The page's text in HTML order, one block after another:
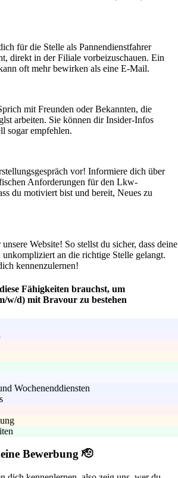
für die Stelle als Pannendienstfahrer
direkt in der Filiale vorbeizuschauen. Ein
oft mehr bewirken als eine E-Mail.
mit Freunden oder Bekannten, die
arbeiten. Sie können dir Insider-Infos
sogar empfehlen.
vor! Informiere dich über
Anforderungen für den Lkw-
du motiviert bist und bereit, Neues zu
Website! So stellst du sicher, dass deine
an die richtige Stelle gelangt.
kennenzulernen!
Fähigkeiten brauchst, um
w/d) mit Bravour zu bestehen
Wochenenddiensten
Bewerbung 🫡